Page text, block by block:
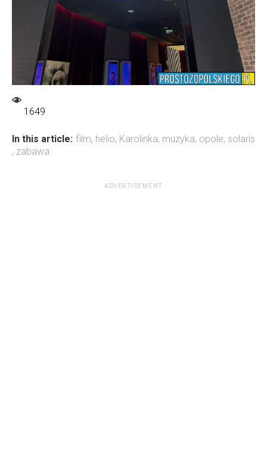
1649
In this article: film, helio, Karolinka, muzyka, opole, solaris
, zabawa
ADVERTISEMENT